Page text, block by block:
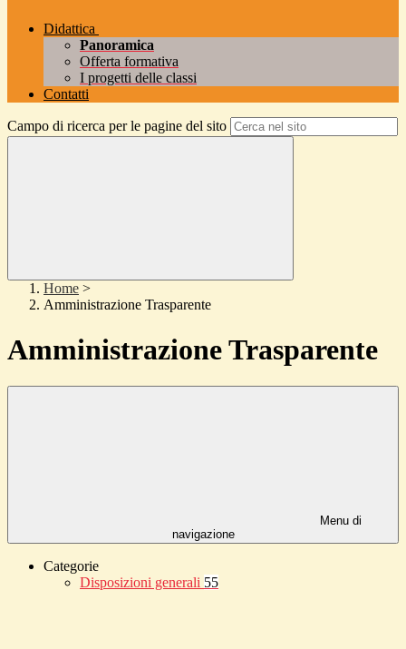
Didattica
Panoramica
Offerta formativa
I progetti delle classi
Contatti
Campo di ricerca per le pagine del sito
Home >
Amministrazione Trasparente
Amministrazione Trasparente
Menu di
navigazione
Categorie
Disposizioni generali 55